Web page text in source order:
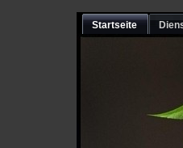
Startseite